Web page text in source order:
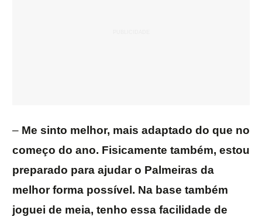
– Me sinto melhor, mais adaptado do que no
começo do ano. Fisicamente também, estou
preparado para ajudar o Palmeiras da
melhor forma possível. Na base também
joguei de meia, tenho essa facilidade de